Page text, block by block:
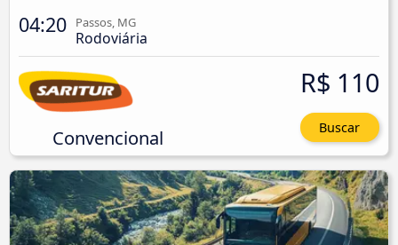
04:20 Passos, MG
Rodoviária
Convencional
R$ 110
Buscar